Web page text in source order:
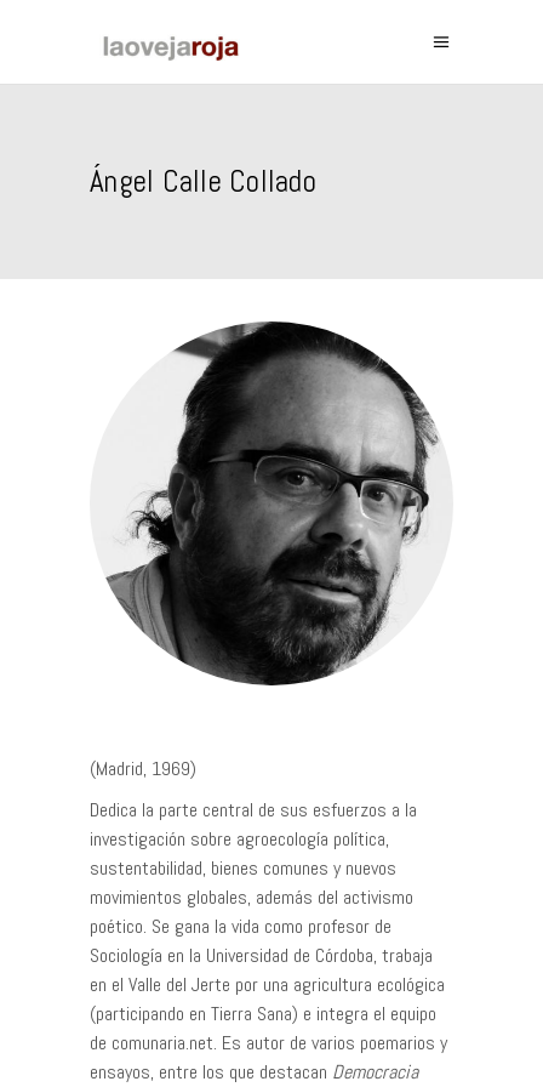
Ángel Calle Collado
(Madrid, 1969)
Dedica la parte central de sus esfuerzos a la
investigación sobre agroecología política,
sustentabilidad, bienes comunes y nuevos
movimientos globales, además del activismo
poético. Se gana la vida como profesor de
Sociología en la Universidad de Córdoba, trabaja
en el Valle del Jerte por una agricultura ecológica
(participando en Tierra Sana) e integra el equipo
de comunaria.net. Es autor de varios poemarios y
ensayos, entre los que destacan Democracia